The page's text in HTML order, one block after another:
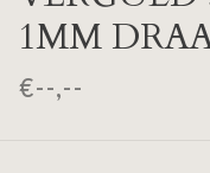
1MM
€--,--